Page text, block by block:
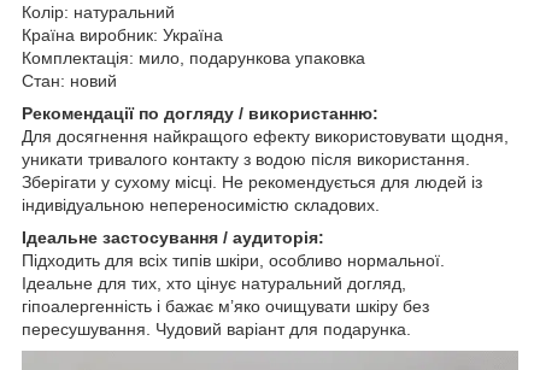
Колір: натуральний
Країна виробник: Україна
Комплектація: мило, подарункова упаковка
Стан: новий
Рекомендації по догляду / використанню:
Для досягнення найкращого ефекту використовувати щодня,
уникати тривалого контакту з водою після використання.
Зберігати у сухому місці. Не рекомендується для людей із
індивідуальною непереносимістю складових.
Ідеальне застосування / аудиторія:
Підходить для всіх типів шкіри, особливо нормальної.
Ідеальне для тих, хто цінує натуральний догляд,
гіпоалергенність і бажає м’яко очищувати шкіру без
пересушування. Чудовий варіант для подарунка.